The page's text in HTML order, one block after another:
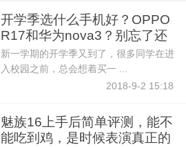
开学季选什么手机好？OPPO
R17和华为nova3？别忘了还
有v
新一学期的开学季又到了，很多同学在进
入校园之前，总会想着买一 ...
2018-9-2 15:18
魅族16上手后简单评测，能不
能吃到鸡，是时候表演真正的